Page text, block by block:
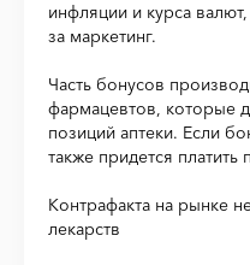
инфляции и курса
за маркетинг.
Часть бонусов
фармацевтов, которые
позиций аптеки. Если
также придется платить
Контрафакта на рынке
лекарств